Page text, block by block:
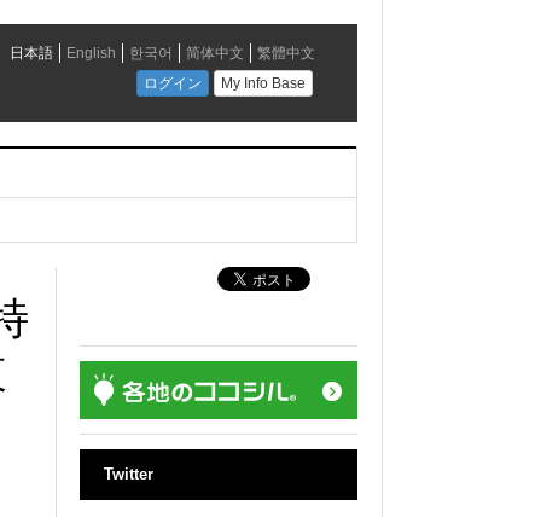
Twitter